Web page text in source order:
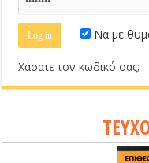
Να με
Χάσατε τον κωδικό σας;